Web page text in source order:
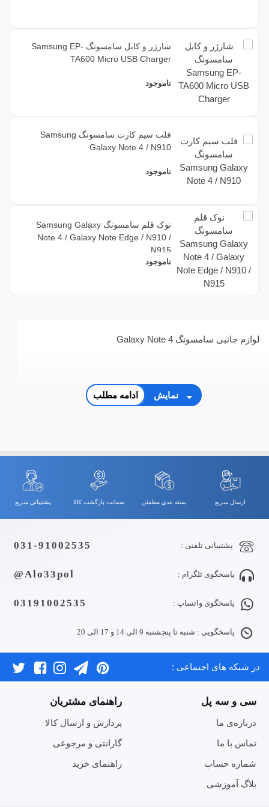
شارژر و کابل سامسونگ Samsung EP-
TA600 Micro USB Charger
ناموجود
فلت سیم کارت سامسونگ Samsung
Galaxy Note 4 / N910
ناموجود
نوک قلم سامسونگ Samsung Galaxy
Note 4 / Galaxy Note Edge / N910 /
N915
ناموجود
لوازم جانبی سامسونگ Galaxy Note 4
نمایش ادامه مطلب
ارسال سریع بسته بندی مطمئن ضمانت بازگشت کالا پشتیبانی سریع
پشتیبانی تلفنی : 031-91002535
پاسخگوی تلگرام : Alo33pol@
پاسخگوی واتساپ : 03191002535
پاسخگویی : شنبه تا پنجشنبه 9 الی 14 و 17 الی 20
در شبکه های اجتماعی :
سی و سه پل
درباره‌ی ما
تماس با ما
شماره حساب
بلاگ آموزشی
راهنمای مشتریان
پردازش و ارسال کالا
گارانتی و مرجوعی
راهنمای خرید